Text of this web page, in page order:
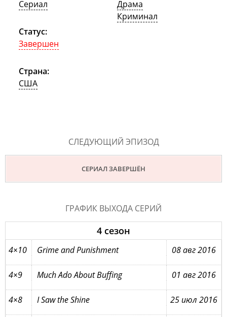
Сериал
Статус:
Завершен
Страна:
США
Драма
Криминал
СЛЕДУЮЩИЙ ЭПИЗОД
СЕРИАЛ ЗАВЕРШЁН
ГРАФИК ВЫХОДА СЕРИЙ
4 сезон
4×10 Grime and Punishment 08 авг 2016
4×9 Much Ado About Buffing 01 авг 2016
4×8 I Saw the Shine 25 июл 2016